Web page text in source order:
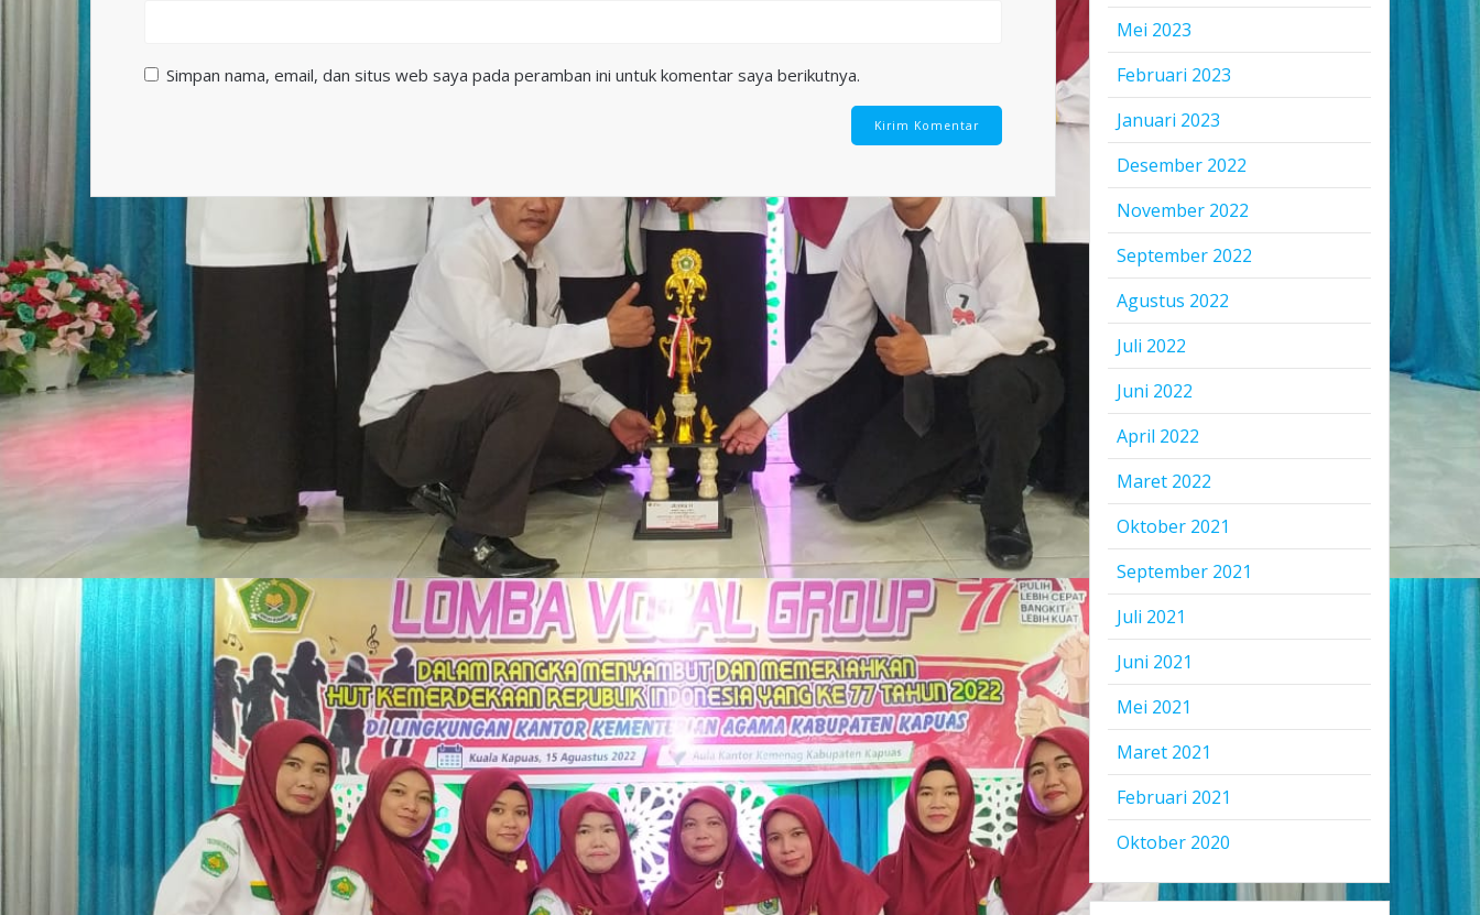
Simpan nama, email, dan situs web saya pada peramban ini untuk komentar saya berikutnya.
Mei 2023
Februari 2023
Januari 2023
Desember 2022
November 2022
September 2022
Agustus 2022
Juli 2022
Juni 2022
April 2022
Maret 2022
Oktober 2021
September 2021
Juli 2021
Juni 2021
Mei 2021
Maret 2021
Februari 2021
Oktober 2020